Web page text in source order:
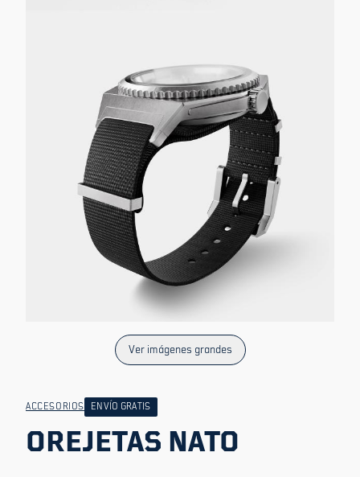
Ver imágenes grandes
ACCESORIOS ENVÍO GRATIS
OREJETAS NATO